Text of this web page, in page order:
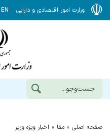
وزارت امور اقتصادی و دارایی EN
صفحه اصلی مفا اخبار ویژه وزیر